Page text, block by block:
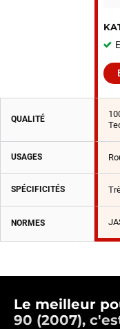
QUALITÉ
USAGES
SPÉCIFICITÉS
NORMES
Le meilleur
90 (2007),